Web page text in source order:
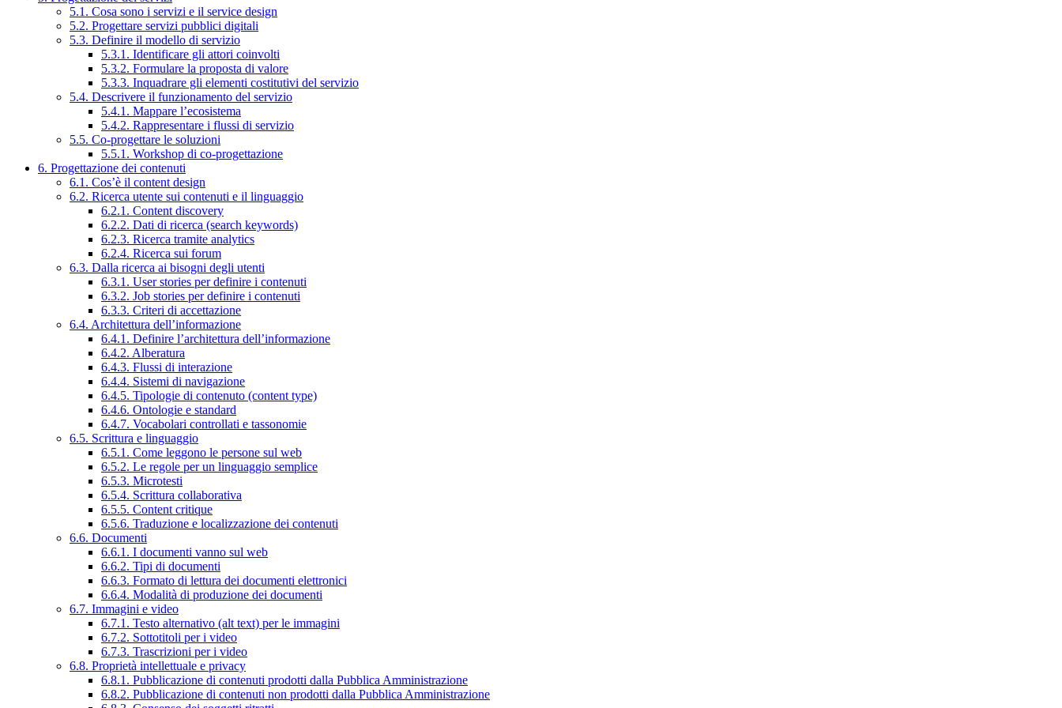
5.1. Cosa sono i servizi e il service design
5.2. Progettare servizi pubblici digitali
5.3. Definire il modello di servizio
5.3.1. Identificare gli attori coinvolti
5.3.2. Formulare la proposta di valore
5.3.3. Inquadrare gli elementi costitutivi del servizio
5.4. Descrivere il funzionamento del servizio
5.4.1. Mappare l’ecosistema
5.4.2. Rappresentare i flussi di servizio
5.5. Co-progettare le soluzioni
5.5.1. Workshop di co-progettazione
6. Progettazione dei contenuti
6.1. Cos’è il content design
6.2. Ricerca utente sui contenuti e il linguaggio
6.2.1. Content discovery
6.2.2. Dati di ricerca (search keywords)
6.2.3. Ricerca tramite analytics
6.2.4. Ricerca sui forum
6.3. Dalla ricerca ai bisogni degli utenti
6.3.1. User stories per definire i contenuti
6.3.2. Job stories per definire i contenuti
6.3.3. Criteri di accettazione
6.4. Architettura dell’informazione
6.4.1. Definire l’architettura dell’informazione
6.4.2. Alberatura
6.4.3. Flussi di interazione
6.4.4. Sistemi di navigazione
6.4.5. Tipologie di contenuto (content type)
6.4.6. Ontologie e standard
6.4.7. Vocabolari controllati e tassonomie
6.5. Scrittura e linguaggio
6.5.1. Come leggono le persone sul web
6.5.2. Le regole per un linguaggio semplice
6.5.3. Microtesti
6.5.4. Scrittura collaborativa
6.5.5. Content critique
6.5.6. Traduzione e localizzazione dei contenuti
6.6. Documenti
6.6.1. I documenti vanno sul web
6.6.2. Tipi di documenti
6.6.3. Formato di lettura dei documenti elettronici
6.6.4. Modalità di produzione dei documenti
6.7. Immagini e video
6.7.1. Testo alternativo (alt text) per le immagini
6.7.2. Sottotitoli per i video
6.7.3. Trascrizioni per i video
6.8. Proprietà intellettuale e privacy
6.8.1. Pubblicazione di contenuti prodotti dalla Pubblica Amministrazione
6.8.2. Pubblicazione di contenuti non prodotti dalla Pubblica Amministrazione